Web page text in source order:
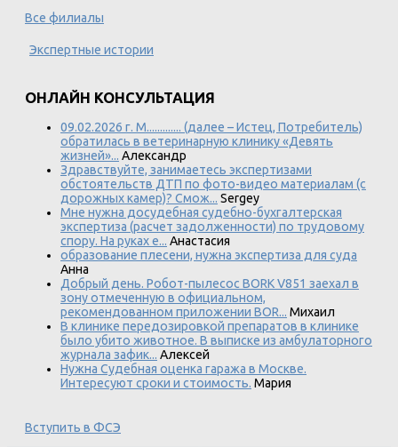
Все филиалы
Экспертные истории
ОНЛАЙН КОНСУЛЬТАЦИЯ
09.02.2026 г. М............. (далее – Истец, Потребитель)
обратилась в ветеринарную клинику «Девять
жизней»... Александр
Здравствуйте, занимаетесь экспертизами
обстоятельств ДТП по фото-видео материалам (с
дорожных камер)? Смож... Sergey
Мне нужна досудебная судебно-бухгалтерская
экспертиза (расчет задолженности) по трудовому
спору. На руках е... Анастасия
образование плесени, нужна экспертиза для суда
Анна
Добрый день. Робот-пылесос BORK V851 заехал в
зону отмеченную в официальном,
рекомендованном приложении BOR... Михаил
В клинике передозировкой препаратов в клинике
было убито животное. В выписке из амбулаторного
журнала зафик... Алексей
Нужна Судебная оценка гаража в Москве.
Интересуют сроки и стоимость. Мария
Вступить в ФСЭ